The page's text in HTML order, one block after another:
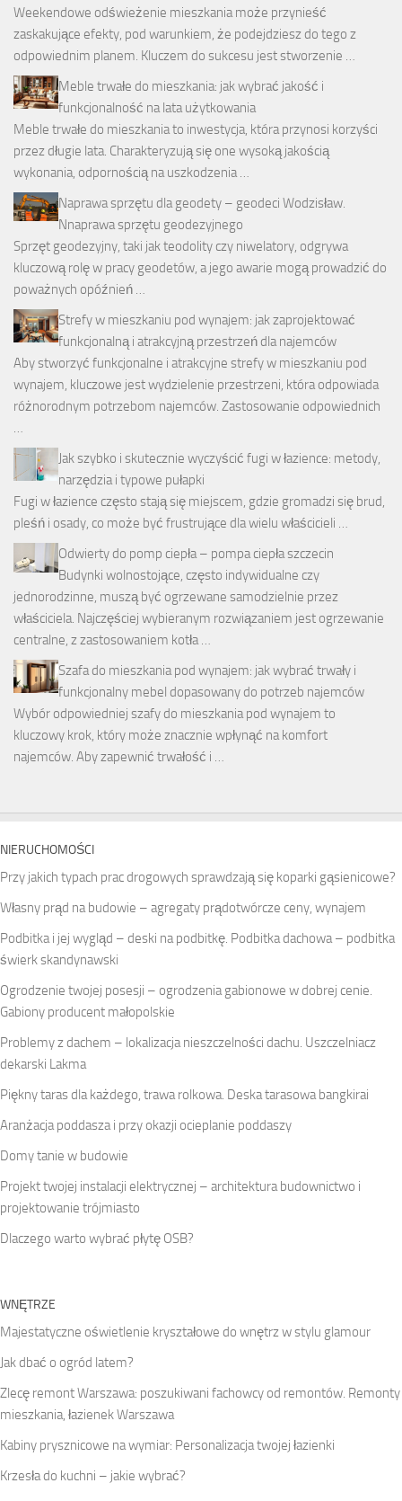
Weekendowe odświeżenie mieszkania może przynieść
zaskakujące efekty, pod warunkiem, że podejdziesz do tego z
odpowiednim planem. Kluczem do sukcesu jest stworzenie …
Meble trwałe do mieszkania: jak wybrać jakość i
funkcjonalność na lata użytkowania
Meble trwałe do mieszkania to inwestycja, która przynosi korzyści
przez długie lata. Charakteryzują się one wysoką jakością
wykonania, odpornością na uszkodzenia …
Naprawa sprzętu dla geodety – geodeci Wodzisław.
Nnaprawa sprzętu geodezyjnego
Sprzęt geodezyjny, taki jak teodolity czy niwelatory, odgrywa
kluczową rolę w pracy geodetów, a jego awarie mogą prowadzić do
poważnych opóźnień …
Strefy w mieszkaniu pod wynajem: jak zaprojektować
funkcjonalną i atrakcyjną przestrzeń dla najemców
Aby stworzyć funkcjonalne i atrakcyjne strefy w mieszkaniu pod
wynajem, kluczowe jest wydzielenie przestrzeni, która odpowiada
różnorodnym potrzebom najemców. Zastosowanie odpowiednich
…
Jak szybko i skutecznie wyczyścić fugi w łazience: metody,
narzędzia i typowe pułapki
Fugi w łazience często stają się miejscem, gdzie gromadzi się brud,
pleśń i osady, co może być frustrujące dla wielu właścicieli …
Odwierty do pomp ciepła – pompa ciepła szczecin
Budynki wolnostojące, często indywidualne czy
jednorodzinne, muszą być ogrzewane samodzielnie przez
właściciela. Najczęściej wybieranym rozwiązaniem jest ogrzewanie
centralne, z zastosowaniem kotła …
Szafa do mieszkania pod wynajem: jak wybrać trwały i
funkcjonalny mebel dopasowany do potrzeb najemców
Wybór odpowiedniej szafy do mieszkania pod wynajem to
kluczowy krok, który może znacznie wpłynąć na komfort
najemców. Aby zapewnić trwałość i …
NIERUCHOMOŚCI
Przy jakich typach prac drogowych sprawdzają się koparki gąsienicowe?
Własny prąd na budowie – agregaty prądotwórcze ceny, wynajem
Podbitka i jej wygląd – deski na podbitkę. Podbitka dachowa – podbitka
świerk skandynawski
Ogrodzenie twojej posesji – ogrodzenia gabionowe w dobrej cenie.
Gabiony producent małopolskie
Problemy z dachem – lokalizacja nieszczelności dachu. Uszczelniacz
dekarski Lakma
Piękny taras dla każdego, trawa rolkowa. Deska tarasowa bangkirai
Aranżacja poddasza i przy okazji ocieplanie poddaszy
Domy tanie w budowie
Projekt twojej instalacji elektrycznej – architektura budownictwo i
projektowanie trójmiasto
Dlaczego warto wybrać płytę OSB?
WNĘTRZE
Majestatyczne oświetlenie kryształowe do wnętrz w stylu glamour
Jak dbać o ogród latem?
Zlecę remont Warszawa: poszukiwani fachowcy od remontów. Remonty
mieszkania, łazienek Warszawa
Kabiny prysznicowe na wymiar: Personalizacja twojej łazienki
Krzesła do kuchni – jakie wybrać?